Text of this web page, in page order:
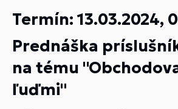
Termín: 13.03.2024,
Prednáška
na tému
ľuďmi"